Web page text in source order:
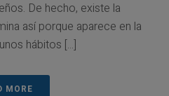
De hecho, existe la
así porque aparece en la
hábitos [...]
MORE